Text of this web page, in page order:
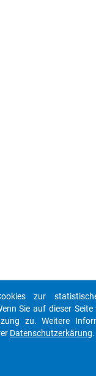
zur
Sie auf dieser
zu. Weitere
Datenschutzerkärung.